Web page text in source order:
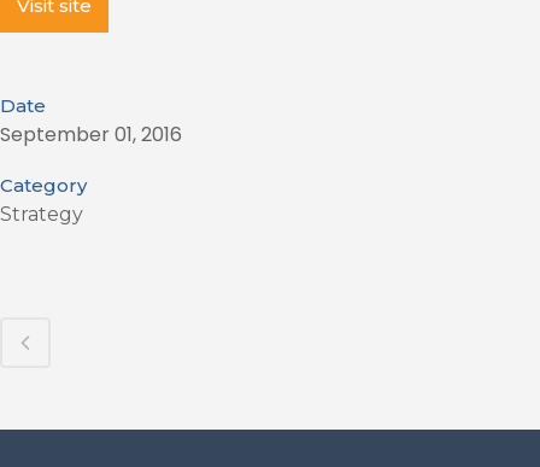
Visit site
Date
September 01, 2016
Category
Strategy